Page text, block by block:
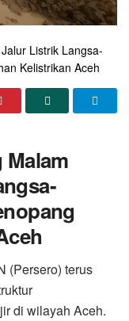
Listrik Langsa-
Kelistrikan Aceh
Malam
(Persero) terus
di wilayah Aceh.